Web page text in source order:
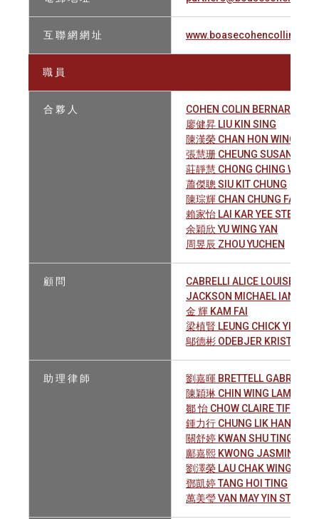
互 聯 網 網 址
職 員
合 夥 人
COHEN COLIN BERNARD
廖健昇 LIU KIN SING
陳漢榮 CHAN HON WING
張慧珊 CHEUNG SUSAN
莊靜慧 CHONG CHING WAI,
蕭傑聰 SIU KIT CHUNG
陳琮輝 CHAN CHUNG FAI
賴家怡 LAI KAR YEE
余穎欣 YU WING YAN
周昱辰 ZHOU YUCHEN
顧 問
CABRELLI ALICE LOUISE
JACKSON MICHAEL IAN
金 輝 KAM FAI
梁植賢 LEUNG CHICK YIN
鄔德彬 ODEBJER KRISTIAN
助 理 律 師
劉嘉暉 BRETTELL GABRIEL
陳穎琳 CHIN WING LAM
鄒 怡 CHOW CLAIRE TIFFANY
鍾力行 CHUNG LIK HANG
關舒婷 KWAN SHU TING
鄺嘉熙 KWONG JASMINE
劉澤榮 LAU CHAK WING
鄧凱婷 TANG HOI TING
萬美瑩 VAN MAY YIN